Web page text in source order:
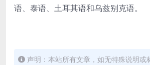
语、泰语、土耳其语和乌兹别克语。
声明：本站所有文章，如无特殊说明或